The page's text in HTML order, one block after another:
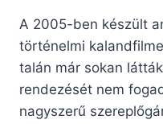
A 2005-ben készült
történelmi
talán már sokan
rendezését nem
nagyszerű